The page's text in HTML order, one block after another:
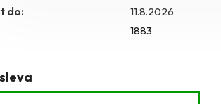
do:
11.8.2026
1883